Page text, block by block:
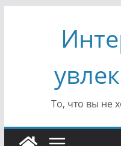
содержимому
То, что вы не